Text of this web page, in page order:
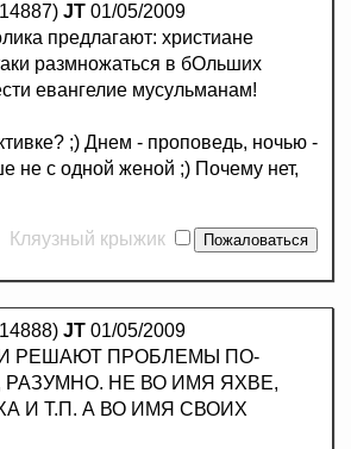
JT 01/05/2009
предлагают: христиане
размножаться в бОльших
евангелие мусульманам!
;) Днем - проповедь, ночью -
не с одной женой ;) Почему нет,
Кляузный крыжик
JT 01/05/2009
РЕШАЮТ ПРОБЛЕМЫ ПО-
РАЗУМНО. НЕ ВО ИМЯ ЯХВЕ,
И Т.П. А ВО ИМЯ СВОИХ